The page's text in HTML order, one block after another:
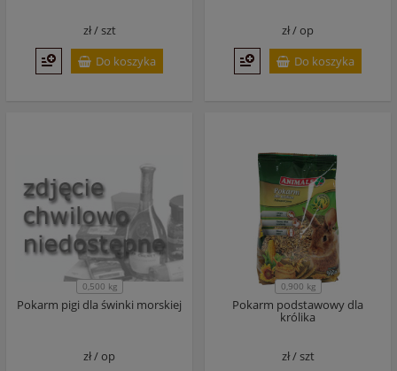
zł /szt
Do koszyka
zł /op
Do koszyka
0,500 kg
Pokarm pigi dla świnki morskiej
zł /op
0,900 kg
Pokarm podstawowy dla
królika
zł /szt